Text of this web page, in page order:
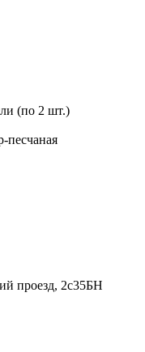
(по 2 шт.)
песчаная
проезд, 2с35БН